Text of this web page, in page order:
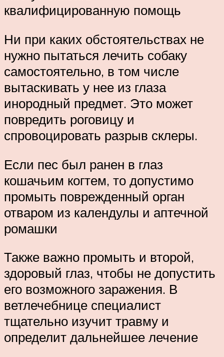
квалифицированную помощь
Ни при каких обстоятельствах не
нужно пытаться лечить собаку
самостоятельно, в том числе
вытаскивать у нее из глаза
инородный предмет. Это может
повредить роговицу и
спровоцировать разрыв склеры.
Если пес был ранен в глаз
кошачьим когтем, то допустимо
промыть поврежденный орган
отваром из календулы и аптечной
ромашки
Также важно промыть и второй,
здоровый глаз, чтобы не допустить
его возможного заражения. В
ветлечебнице специалист
тщательно изучит травму и
определит дальнейшее лечение